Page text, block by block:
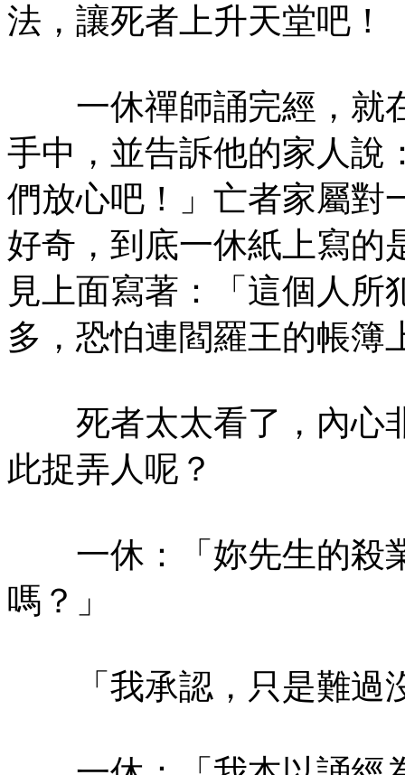
法，讓死者上升天堂吧！
一休禪師誦完經，就
手中，並告訴他的家人說
們放心吧！」亡者家屬對
好奇，到底一休紙上寫的
見上面寫著：「這個人
多，恐怕連閻羅王的帳簿
死者太太看了，內心
此捉弄人呢？
一休：「妳先生的殺
嗎？」
「我承認，只是難過